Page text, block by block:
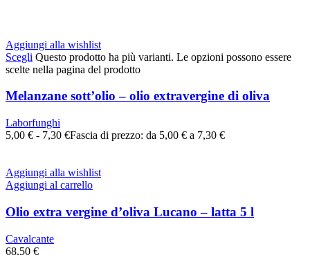
Aggiungi alla wishlist
Scegli Questo prodotto ha più varianti. Le opzioni possono essere
scelte nella pagina del prodotto
Melanzane sott’olio – olio extravergine di oliva
Laborfunghi
5,00 € - 7,30 €Fascia di prezzo: da 5,00 € a 7,30 €
Aggiungi alla wishlist
Aggiungi al carrello
Olio extra vergine d’oliva Lucano – latta 5 l
Cavalcante
68,50 €